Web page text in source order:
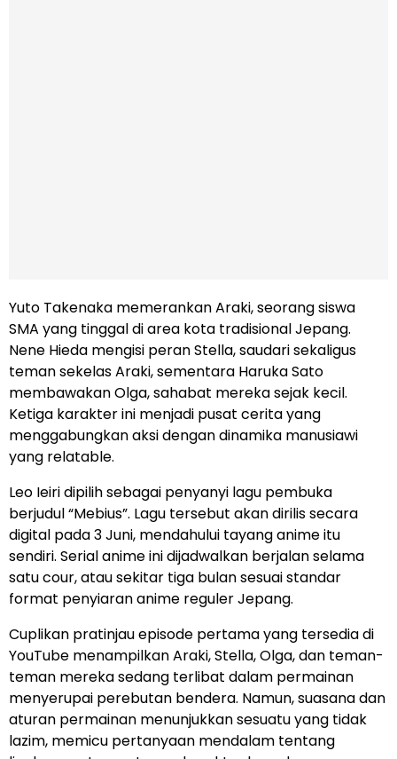
Yuto Takenaka memerankan Araki, seorang siswa
SMA yang tinggal di area kota tradisional Jepang.
Nene Hieda mengisi peran Stella, saudari sekaligus
teman sekelas Araki, sementara Haruka Sato
membawakan Olga, sahabat mereka sejak kecil.
Ketiga karakter ini menjadi pusat cerita yang
menggabungkan aksi dengan dinamika manusiawi
yang relatable.
Leo Ieiri dipilih sebagai penyanyi lagu pembuka
berjudul “Mebius”. Lagu tersebut akan dirilis secara
digital pada 3 Juni, mendahului tayang anime itu
sendiri. Serial anime ini dijadwalkan berjalan selama
satu cour, atau sekitar tiga bulan sesuai standar
format penyiaran anime reguler Jepang.
Cuplikan pratinjau episode pertama yang tersedia di
YouTube menampilkan Araki, Stella, Olga, dan teman-
teman mereka sedang terlibat dalam permainan
menyerupai perebutan bendera. Namun, suasana dan
aturan permainan menunjukkan sesuatu yang tidak
lazim, memicu pertanyaan mendalam tentang